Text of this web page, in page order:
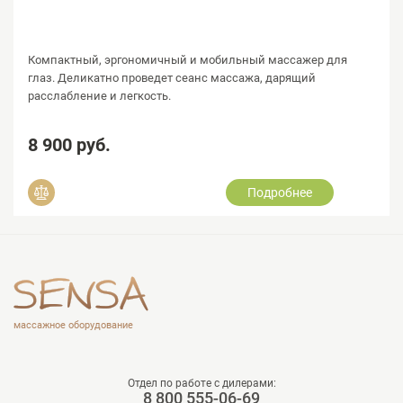
Компактный, эргономичный и мобильный массажер для
глаз. Деликатно проведет сеанс массажа, дарящий
расслабление и легкость.
8 900 руб.
Подробнее
массажное оборудование
Отдел по работе с дилерами:
8 800 555-06-69